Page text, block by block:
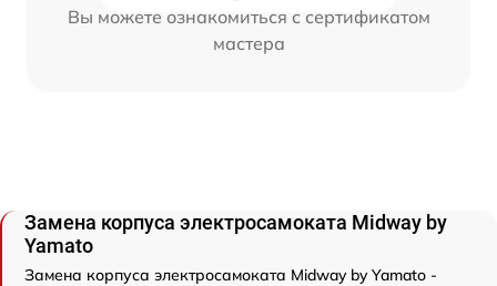
Вы можете ознакомиться с сертификатом
мастера
Замена корпуса электросамоката Midway by
Yamato
Замена корпуса электросамоката Midway by Yamato -